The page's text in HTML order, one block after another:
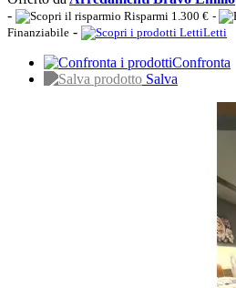
-
Risparmi 1.300 € -
Finanziabile - Letti
Confronta
Salva